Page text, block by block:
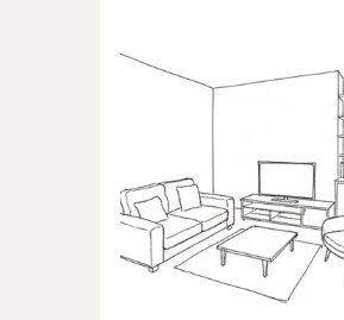
Produkty dedykowane do
pokoju dziennego